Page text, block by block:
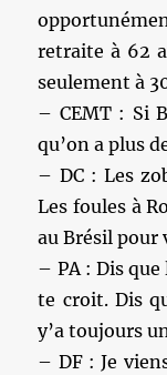
retraite à 62
seulement à
– CEMT : Si
qu’on a plus
– DC : Les
Les foules à
au Brésil pour
– PA : Dis
te croit. Dis
y’a toujours
– DF : Je